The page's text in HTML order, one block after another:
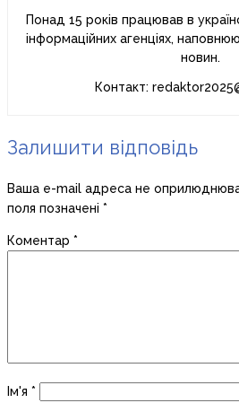
Понад 15 років працював в
інформаційних агенціях,
новин.
Контакт:
Залишити відповідь
Ваша e-mail адреса не
поля позначені *
Коментар *
Ім'я *